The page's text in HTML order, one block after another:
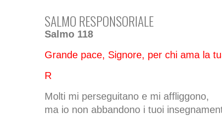
SALMO RESPONSORIALE
Salmo 118
Grande pace, Signore, per chi ama la
R
Molti mi perseguitano e mi affliggono,
ma io non abbandono i tuoi